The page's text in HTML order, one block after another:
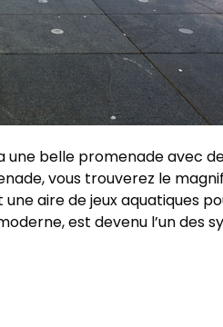
une belle promenade avec
vous trouverez le
aire de jeux aquatiques
est devenu l’un